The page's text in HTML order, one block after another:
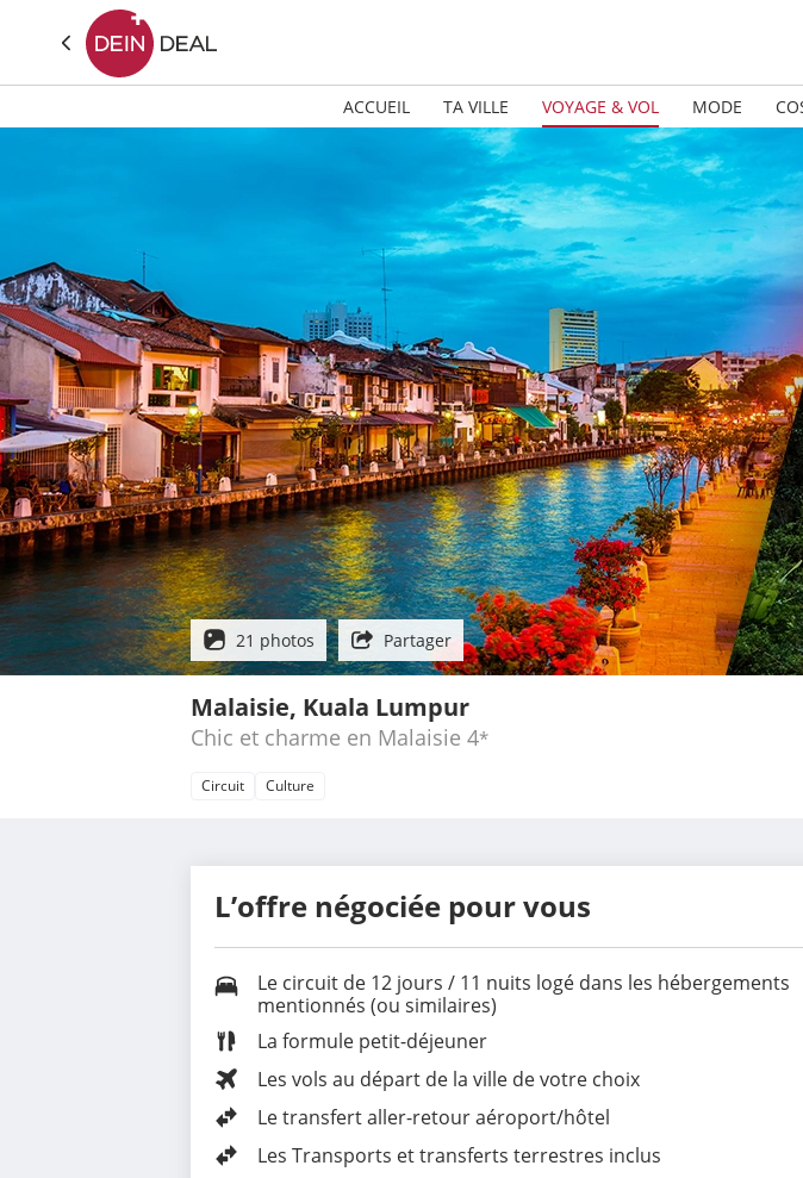
ACCUEIL TA VILLE VOYAGE & VOL MODE
21 photos Partager
Malaisie, Kuala Lumpur
Chic et charme en Malaisie 4*
Circuit Culture
L’offre négociée pour vous
Le circuit de 12 jours / 11 nuits logé dans les hébergements
mentionnés (ou similaires)
La formule petit-déjeuner
Les vols au départ de la ville de votre choix
Letransfert aller-retour aéroport/hôtel
Les Transports et transferts terrestres inclus